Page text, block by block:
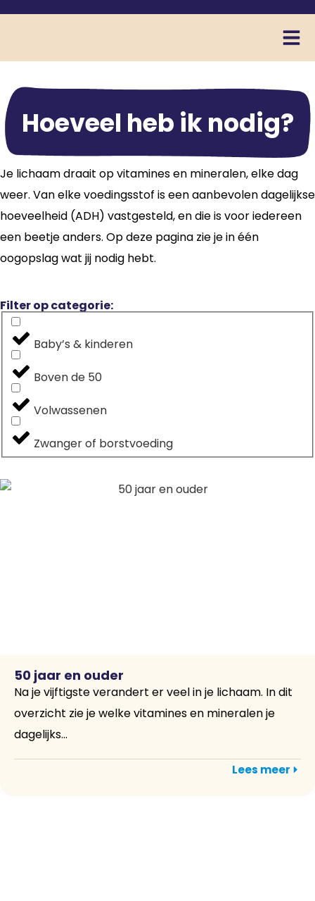
Hoeveel heb ik nodig?
Je lichaam draait op vitamines en mineralen, elke dag
weer. Van elke voedingsstof is een aanbevolen dagelijkse
hoeveelheid (ADH) vastgesteld, en die is voor iedereen
een beetje anders. Op deze pagina zie je in één
oogopslag wat jij nodig hebt.
Filter op categorie:
Baby’s & kinderen
Boven de 50
Volwassenen
Zwanger of borstvoeding
50 jaar en ouder
Na je vijftigste verandert er veel in je lichaam. In dit
overzicht zie je welke vitamines en mineralen je
dagelijks...
Lees meer